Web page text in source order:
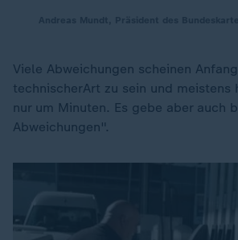
Viele Abweichungen scheinen
technischerArt zu sein und meistens
nur um Minuten. Es gebe aber auch
Abweichungen".